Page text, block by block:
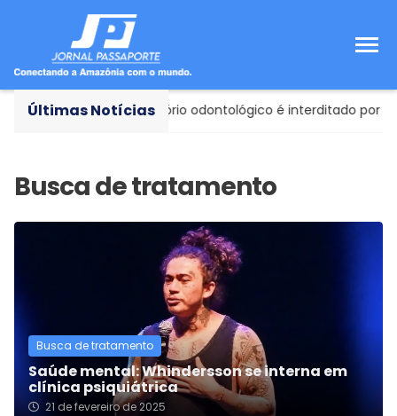
Últimas Notícias
Sanitária- Consultório odontológico é interditado por
Busca de tratamento
Saúde mental: Whindersson se interna em
clínica psiquiátrica
21 de fevereiro de 2025